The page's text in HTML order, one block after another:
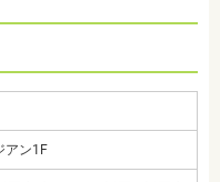
アン1F